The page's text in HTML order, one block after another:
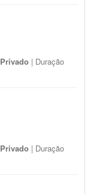
Privado | Duração
Privado | Duração